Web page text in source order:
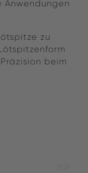
Anwendungen
zu
beim